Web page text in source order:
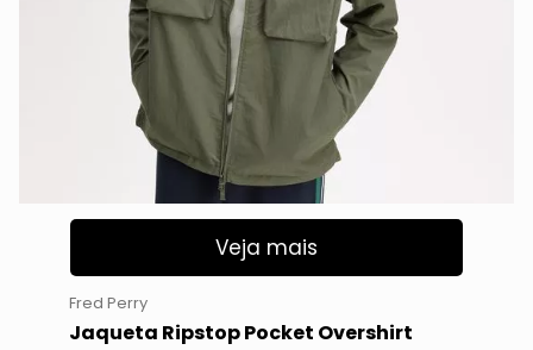
Veja mais
Fred Perry
Jaqueta Ripstop Pocket Overshirt